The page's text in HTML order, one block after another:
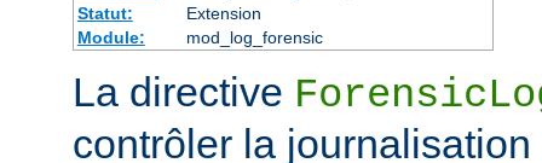
Statut:
Extension
Module:
mod_log_forensic
La directive
contrôler la